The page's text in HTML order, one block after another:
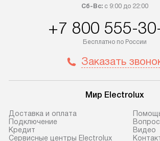
Сб-Вс:с 9:00 до 22:00
+7 800 555-
Бесплатно по России
Заказать
Мир Electrolux
Доставка и оплата
Подключение
Кредит
Сервисные центры Electrolux
Видео